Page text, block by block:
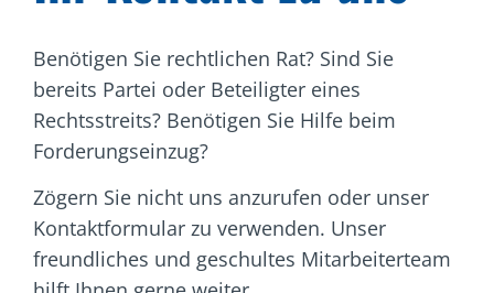
Benötigen Sie rechtlichen Rat? Sind Sie
bereits Partei oder Beteiligter eines
Rechtsstreits? Benötigen Sie Hilfe beim
Forderungseinzug?
Zögern Sie nicht uns anzurufen oder unser
Kontaktformular zu verwenden. Unser
freundliches und geschultes Mitarbeiterteam